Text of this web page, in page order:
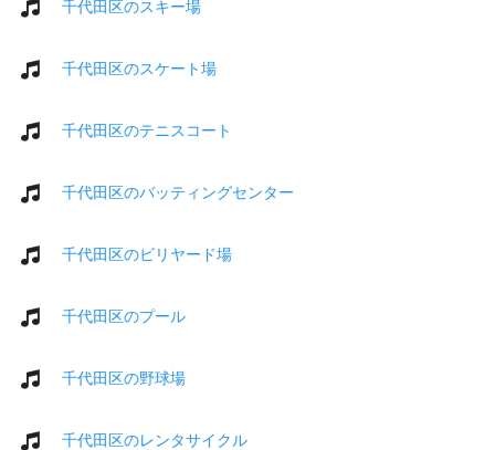
千代田区のスキー場
千代田区のスケート場
千代田区のテニスコート
千代田区のバッティングセンター
千代田区のビリヤード場
千代田区のプール
千代田区の野球場
千代田区のレンタサイクル